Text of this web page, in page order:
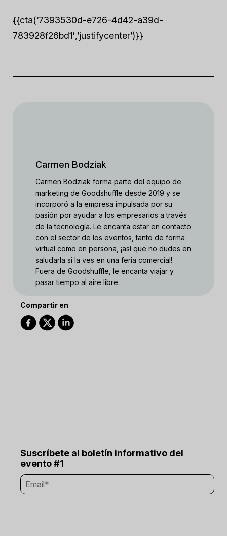
{{cta(‘7393530d-e726-4d42-a39d-
783928f26bd1′,’justifycenter’)}}
Carmen Bodziak
Carmen Bodziak forma parte del equipo de
marketing de Goodshuffle desde 2019 y se
incorporó a la empresa impulsada por su
pasión por ayudar a los empresarios a través
de la tecnología. Le encanta estar en contacto
con el sector de los eventos, tanto de forma
virtual como en persona, ¡así que no dudes en
saludarla si la ves en una feria comercial!
Fuera de Goodshuffle, le encanta viajar y
pasar tiempo al aire libre.
Compartir en
Suscríbete al boletín informativo del
evento #1